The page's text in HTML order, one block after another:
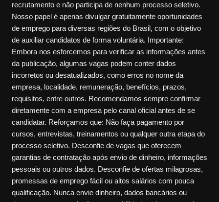
recrutamento e não participa de nenhum processo seletivo.
Nosso papel é apenas divulgar gratuitamente oportunidades
de emprego para diversas regiões do Brasil, com o objetivo
de auxiliar candidatos de forma voluntária. Importante:
Embora nos esforcemos para verificar as informações antes
da publicação, algumas vagas podem conter dados
incorretos ou desatualizados, como erros no nome da
empresa, localidade, remuneração, benefícios, prazos,
requisitos, entre outros. Recomendamos sempre confirmar
diretamente com a empresa pelo canal oficial antes de se
candidatar. Reforçamos que: Não faça pagamento por
cursos, entrevistas, treinamentos ou qualquer outra etapa do
processo seletivo. Desconfie de vagas que oferecem
garantias de contratação após envio de dinheiro, informações
pessoais ou outros dados. Desconfie de ofertas milagrosas,
promessas de emprego fácil ou altos salários com pouca
qualificação. Nunca envie dinheiro, dados bancários ou